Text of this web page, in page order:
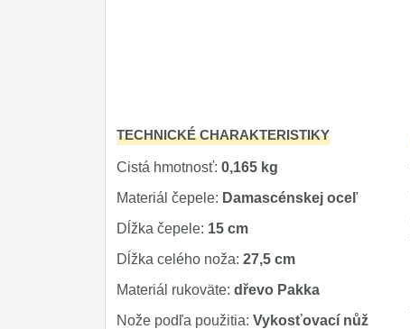
TECHNICKÉ CHARAKTERISTIKY
Cistá hmotnosť: 0,165 kg
Materiál čepele: Damascénskej oceľ
Dĺžka čepele: 15 cm
Dĺžka celého noža: 27,5 cm
Materiál rukoväte: dřevo Pakka
Nože podľa použitia: Vykosťovací nůž